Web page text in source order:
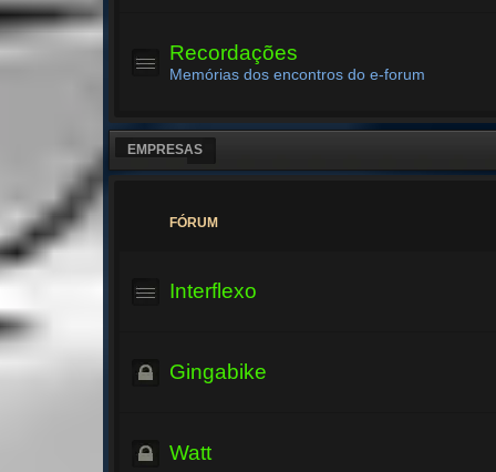
Recordações
Memórias dos encontros do e-forum
EMPRESAS
FÓRUM
Interflexo
Gingabike
Watt